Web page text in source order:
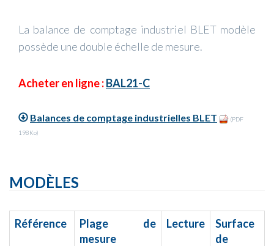
La balance de comptage industriel BLET modèle
possède une double échelle de mesure.
Acheter en ligne :BAL21-C
Balances de comptage industrielles BLET
(PDF
198Ko)
MODÈLES
Référence
Plage de
mesure
Lecture
Surface
de